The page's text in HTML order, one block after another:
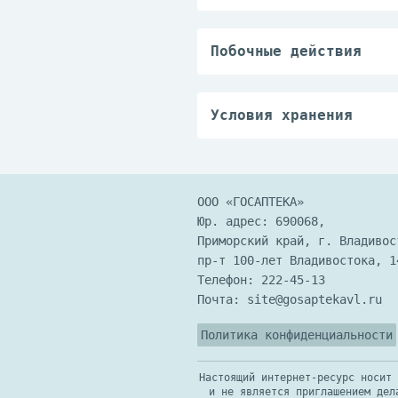
Побочные действия
При воз­ник­но­ве­нии
Условия хранения
ООО «ГОСАПТЕКА»
Юр. адрес: 690068,
Приморский край, г.
пр-т 100-лет Владивостока,
Телефон: 222-45-13
Почта: site@gosaptekavl.ru
Политика конфиденциальности
Настоящий интернет-ресурс
и не является приглашением